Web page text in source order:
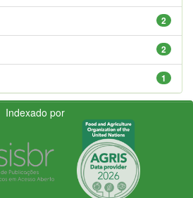
2
2
1
Indexado por